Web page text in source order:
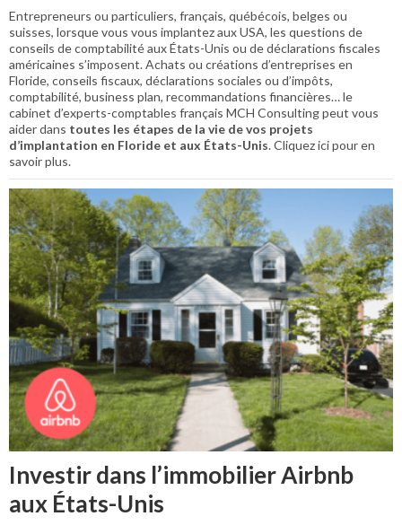
Entrepreneurs ou particuliers, français, québécois, belges ou
suisses, lorsque vous vous implantez aux USA, les questions de
conseils de comptabilité aux États-Unis ou de déclarations fiscales
américaines s’imposent. Achats ou créations d’entreprises en
Floride, conseils fiscaux, déclarations sociales ou d’impôts,
comptabilité, business plan, recommandations financières… le
cabinet d’experts-comptables français MCH Consulting peut vous
aider dans toutes les étapes de la vie de vos projets
d’implantation en Floride et aux États-Unis. Cliquez ici pour en
savoir plus.
Investir dans l’immobilier Airbnb
aux États-Unis